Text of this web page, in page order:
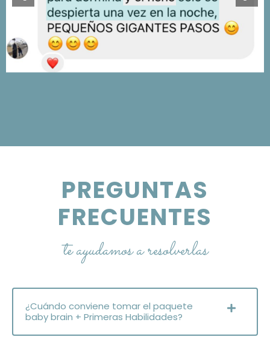
PREGUNTAS
FRECUENTES
te ayudamos a resolverlas
¿Cuándo conviene tomar el paquete
baby brain + Primeras Habilidades?